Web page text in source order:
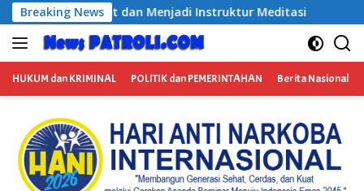
Langsung
ke
konten
Breaking News
Instruktur Meditasi Satresnarkoba Polres
HUKUM dan KRIMINAL POLITIK dan PEMERINTAHAN Berita Nasional